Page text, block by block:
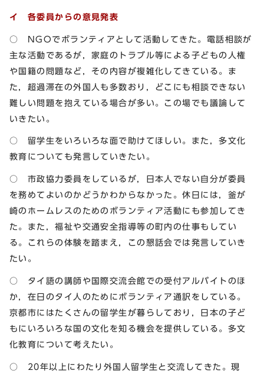
イ 各委員からの意見発表
○ NGOでボランティアとして活動してきた。電話相談が
主な活動であるが，家庭のトラブル等による子どもの人権
や国籍の問題など，その内容が複雑化してきている。ま
た，超過滞在の外国人も多数おり，どこにも相談できない
難しい問題を抱えている場合が多い。この場でも議論して
いきたい。
○ 留学生をいろいろな面で助けてほしい。また，多文化
教育についても発言していきたい。
○ 市政協力委員をしているが，日本人でない自分が委員
を務めてよいのかどうかわからなかった。休日には，釜が
崎のホームレスのためのボランティア活動にも参加してき
た。また，福祉や交通安全指導等の町内の仕事もしてい
る。これらの体験を踏まえ，この懇話会では発言していき
たい。
○ タイ語の講師や国際交流会館での受付アルバイトのほ
か，在日のタイ人のためにボランティア通訳をしている。
京都市にはたくさんの留学生が暮らしており，日本の子ど
もにいろいろな国の文化を知る機会を提供している。多文
化教育について考えたい。
○ 20年以上にわたり外国人留学生と交流してきた。現